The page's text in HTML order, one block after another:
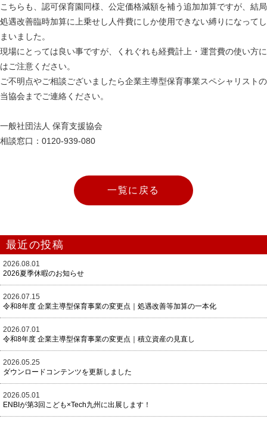
こちらも、認可保育園同様、公定価格減額を補う追加加算ですが、結局
処遇改善臨時加算に上乗せし人件費にしか使用できない縛りになってし
まいました。
現場にとっては良い事ですが、くれぐれも経費計上・運営費の使い方に
はご注意ください。
ご不明点やご相談ございましたら企業主導型保育事業スペシャリストの
当協会までご連絡ください。
一般社団法人 保育支援協会
相談窓口：0120-939-080
一覧に戻る
最近の投稿
2026夏季休暇のお知らせ
2026.08.01
令和8年度 企業主導型保育事業の変更点｜処遇改善等加算の一本化
2026.07.15
令和8年度 企業主導型保育事業の変更点｜積立資産の見直し
2026.07.01
ダウンロードコンテンツを更新しました
2026.05.25
ENBIが第3回こども×Tech九州に出展します！
2026.05.01